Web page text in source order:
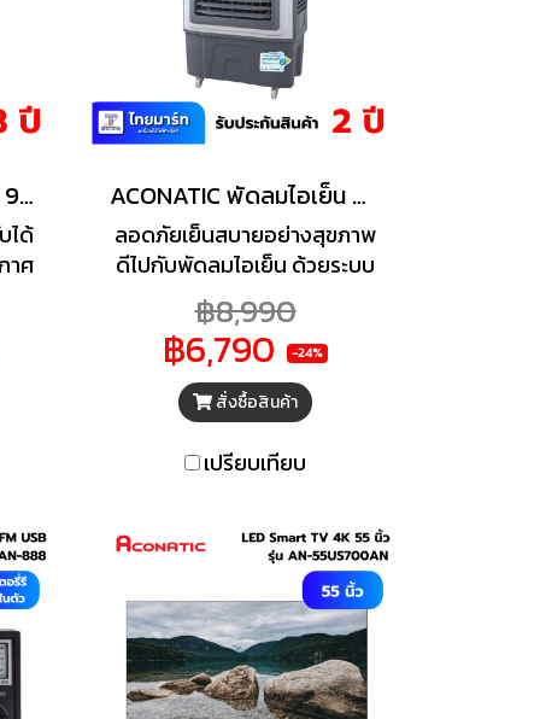
ACONATIC แอร์เคลื่อนที่ 9,000 BTU รุ่น AN-PAC09A1
ได้
าศ
ห้
ACONATIC พัดลมไอเย็น Aconatic รุ่น AN-ACC4522 45 ลิตร สีเทา
ลอดภัยเย็นสบายอย่างสุขภาพ
ดีไปกับพัดลมไอเย็น ด้วยระบบ
ปรับทิศทาง(ซ้าย-ขวา)
อัตโนมัติสามารถปรับ สามารถ
ปรับโหมดความเย็น 3 ระดับได้
หลายระดับสั่งจากรีโมทที่มา
พร้อมกับตัวเครื่อง พร้อมล้อเค
ลื่อยย้ายสะดวกไปได้ในทุกพื้นที่
มีความจุน้ำที่ 45.0 ลิตร(อัตรา
ชั่วโมง)ทำงานติดต่อกันได้ถึง 7
ชั่วโมง
฿8,990
฿6,790 -24%
สั่งซื้อสินค้า
เปรียบเทียบ